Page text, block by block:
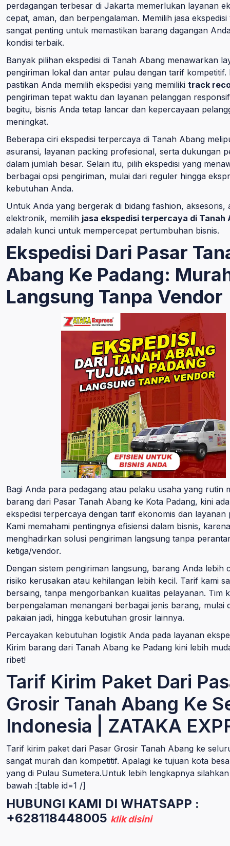
perdagangan terbesar di Jakarta memerlukan layanan
cepat, aman, dan berpengalaman. Memilih jasa
sangat penting untuk memastikan barang dagangan
kondisi terbaik.
Banyak pilihan ekspedisi di Tanah Abang menawarkan
pengiriman lokal dan antar pulau dengan tarif kompetitif.
pastikan Anda memilih ekspedisi yang memiliki track
pengiriman tepat waktu dan layanan pelanggan
begitu, bisnis Anda tetap lancar dan kepercayaan
meningkat.
Beberapa ciri ekspedisi terpercaya di Tanah Abang
asuransi, layanan packing profesional, serta dukungan
dalam jumlah besar. Selain itu, pilih ekspedisi yang
berbagai opsi pengiriman, mulai dari reguler hingga
kebutuhan Anda.
Untuk Anda yang bergerak di bidang fashion, aksesoris,
elektronik, memilih jasa ekspedisi terpercaya di Tanah
adalah kunci untuk mempercepat pertumbuhan bisnis.
Ekspedisi Dari Pasar
Abang Ke Padang:
Langsung Tanpa Vendor
Bagi Anda para pedagang atau pelaku usaha yang rutin
barang dari Pasar Tanah Abang ke Kota Padang, kini
ekspedisi terpercaya dengan tarif ekonomis dan layanan
Kami memahami pentingnya efisiensi dalam bisnis,
menghadirkan solusi pengiriman langsung tanpa
ketiga/vendor.
Dengan sistem pengiriman langsung, barang Anda lebih
risiko kerusakan atau kehilangan lebih kecil. Tarif kami
bersaing, tanpa mengorbankan kualitas pelayanan. Tim
berpengalaman menangani berbagai jenis barang, mulai
pakaian jadi, hingga kebutuhan grosir lainnya.
Percayakan kebutuhan logistik Anda pada layanan
Kirim barang dari Tanah Abang ke Padang kini lebih
ribet!
Tarif Kirim Paket Dari
Grosir Tanah Abang Ke
Indonesia | ZATAKA
Tarif kirim paket dari Pasar Grosir Tanah Abang ke
sangat murah dan kompetitif. Apalagi ke tujuan kota
yang di Pulau Sumetera.Untuk lebih lengkapnya
bawah :[table id=1 /]
HUBUNGI KAMI DI WHATSAPP :
+628118448005 klik disini